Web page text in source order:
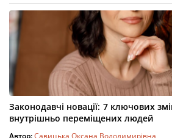
Законодавчі новації: 7 ключових
внутрішньо переміщених людей
Автор:Савицька Оксана Володимирівна